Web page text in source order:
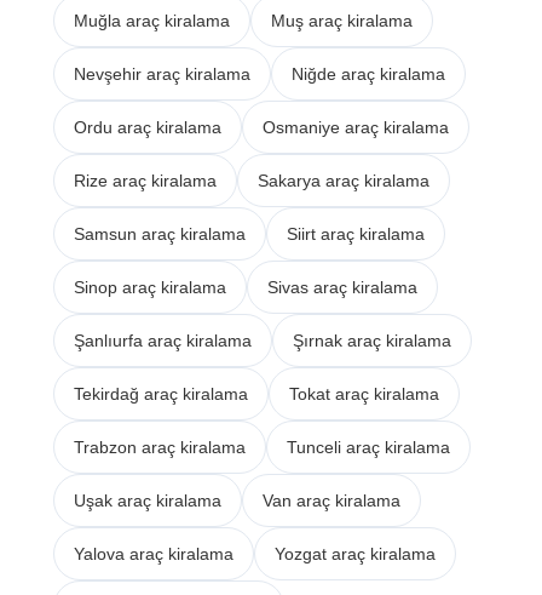
Muğla araç kiralama Muş araç kiralama
Nevşehir araç kiralama Niğde araç kiralama
Ordu araç kiralama Osmaniye araç kiralama
Rize araç kiralama Sakarya araç kiralama
Samsun araç kiralama Siirt araç kiralama
Sinop araç kiralama Sivas araç kiralama
Şanlıurfa araç kiralama Şırnak araç kiralama
Tekirdağ araç kiralama Tokat araç kiralama
Trabzon araç kiralama Tunceli araç kiralama
Uşak araç kiralama Van araç kiralama
Yalova araç kiralama Yozgat araç kiralama